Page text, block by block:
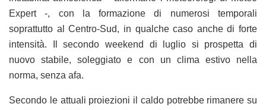
Expert -, con la formazione di numerosi temporali
soprattutto al Centro-Sud, in qualche caso anche di forte
intensità. Il secondo weekend di luglio si prospetta di
nuovo stabile, soleggiato e con un clima estivo nella
norma, senza afa.
Secondo le attuali proiezioni il caldo potrebbe rimanere su